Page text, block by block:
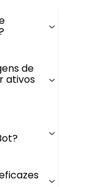
de
ativos